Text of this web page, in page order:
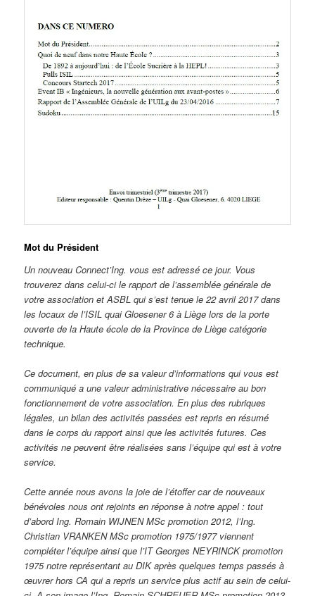
Mot du Président
Un nouveau Connect’Ing. vous est adressé ce jour. Vous
trouverez dans celui-ci le rapport de l’assemblée générale de
votre association et ASBL qui s’est tenue le 22 avril 2017 dans
les locaux de l’ISIL quai Gloesener 6 à Liège lors de la porte
ouverte de la Haute école de la Province de Liège catégorie
technique.
Ce document, en plus de sa valeur d’informations qui vous est
communiqué a une valeur administrative nécessaire au bon
fonctionnement de votre association. En plus des rubriques
légales, un bilan des activités passées est repris en résumé
dans le corps du rapport ainsi que les activités futures. Ces
activités ne peuvent être réalisées sans l’équipe qui est à votre
service.
Cette année nous avons la joie de l’étoffer car de nouveaux
bénévoles nous ont rejoints en réponse à notre appel : tout
d’abord Ing. Romain WIJNEN MSc promotion 2012, l’Ing.
Christian VRANKEN MSc promotion 1975/1977 viennent
compléter l’équipe ainsi que l’IT Georges NEYRINCK promotion
1975 notre représentant au DIK après quelques temps passés à
œuvrer hors CA qui a repris un service plus actif au sein de celui-